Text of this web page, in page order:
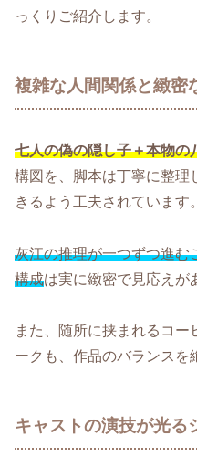
っくりご紹介します。
複雑な人間関係と緻密
七人の偽の隠し子＋本物の
構図を、脚本は丁寧に整理
きるよう工夫されています。
灰江の推理が一つずつ進む
構成は実に緻密で見応えが
また、随所に挟まれるコー
ークも、作品のバランスを
キャストの演技が光る